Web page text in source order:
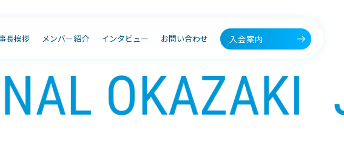
長挨拶 メンバー紹介 インタビュー お問い合わせ 入会案内